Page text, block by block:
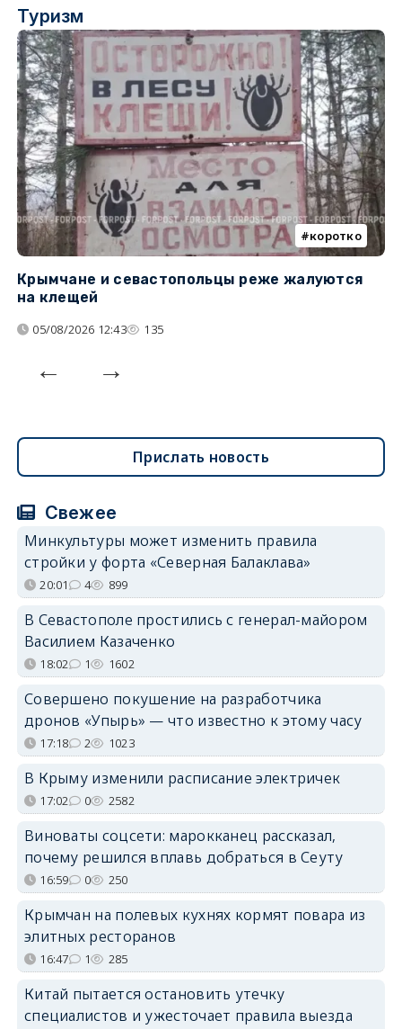
Туризм
коротко
Крымчане и севастопольцы реже жалуются
на клещей
05/08/2026 12:43 135
Прислать новость
Свежее
Минкультуры может изменить правила
стройки у форта «Северная Балаклава»
20:01 4 899
В Севастополе простились с генерал-майором
Василием Казаченко
18:02 1 1602
Совершено покушение на разработчика
дронов «Упырь» — что известно к этому часу
17:18 2 1023
В Крыму изменили расписание электричек
17:02 0 2582
Виноваты соцсети: марокканец рассказал,
почему решился вплавь добраться в Сеуту
16:59 0 250
Крымчан на полевых кухнях кормят повара из
элитных ресторанов
16:47 1 285
Китай пытается остановить утечку
специалистов и ужесточает правила выезда